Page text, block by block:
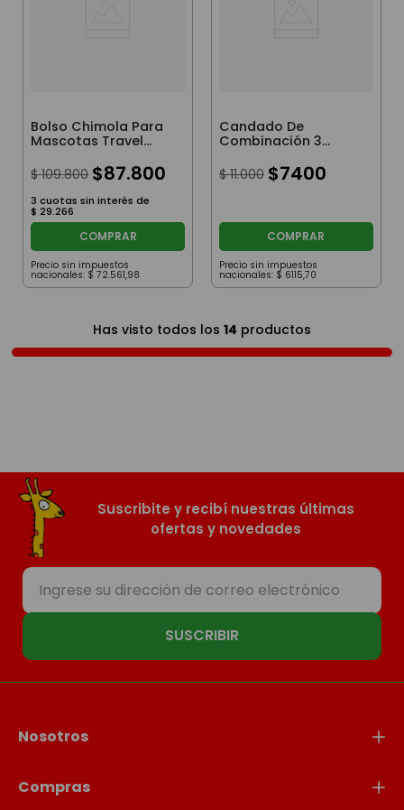
Bolso Chimola Para
Mascotas Travel
$ 109.800 $87.800
3 cuotas sin interés de
$ 29.266
COMPRAR
Precio sin impuestos
nacionales: $ 72.561,98
Candado De
Combinación 3
Valija Wanderlust
Color Rojo
$ 11.000 $7400
COMPRAR
Precio sin impuestos
nacionales: $ 6115,70
Has visto todos los 14 productos
Suscribite y recibí nuestras últimas
ofertas y novedades
SUSCRIBIR
Nosotros
Compras